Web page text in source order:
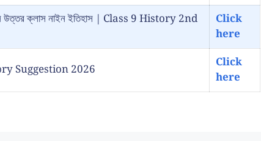
উত্তর ক্লাস নাইন ইতিহাস | Class 9 History 2nd
Click
here
Suggestion 2026
Click
here